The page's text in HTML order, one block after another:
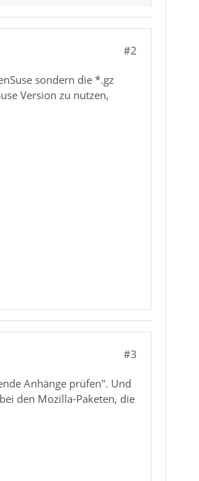
#2
sondern die *.gz
Version zu nutzen,
#3
Anhänge prüfen". Und
den Mozilla-Paketen, die